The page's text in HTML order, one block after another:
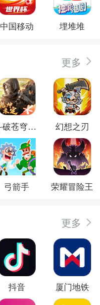
中国移动 埋堆堆
更多
斗破苍穹：异火重燃 幻想之刃
弓箭手 荣耀冒险王
更多
抖音 厦门地铁